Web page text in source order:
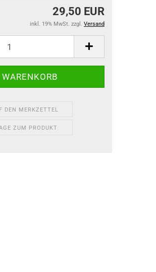
29,50 EUR
inkl. 19% MwSt. zzgl. Versand
DEN MERKZETTEL
ZUM PRODUKT